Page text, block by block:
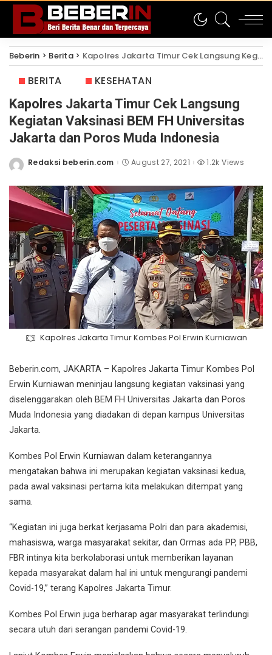
Beberin > Berita> Kapolres Jakarta Timur Cek Langsung Kegiatan Vaksinasi BEM FH Universitas Jakarta dan Poros Muda Indonesia
BERITA KESEHATAN
Kapolres Jakarta Timur Cek Langsung
Kegiatan Vaksinasi BEM FH Universitas
Jakarta dan Poros Muda Indonesia
Posted
Redaksi beberin.com August 27, 2021 1.2k Views
Kapolres Jakarta Timur Kombes Pol Erwin Kurniawan
Beberin.com, JAKARTA – Kapolres Jakarta Timur Kombes Pol
Erwin Kurniawan meninjau langsung kegiatan vaksinasi yang
diselenggarakan oleh BEM FH Universitas Jakarta dan Poros
Muda Indonesia yang diadakan di depan kampus Universitas
Jakarta.
Kombes Pol Erwin Kurniawan dalam keterangannya
mengatakan bahwa ini merupakan kegiatan vaksinasi kedua,
pada awal vaksinasi pertama kita melakukan ditempat yang
sama.
“Kegiatan ini juga berkat kerjasama Polri dan para akademisi,
mahasiswa, warga masyarakat sekitar, dan Ormas ada PP, PBB,
FBR intinya kita berkolaborasi untuk memberikan layanan
kepada masyarakat dalam hal ini untuk mengurangi pandemi
Covid-19,” terang Kapolres Jakarta Timur.
Kombes Pol Erwin juga berharap agar masyarakat terlindungi
secara utuh dari serangan pandemi Covid-19.